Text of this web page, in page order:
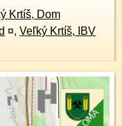
Krtíš, Dom
¤, Veľký Krtíš, IBV